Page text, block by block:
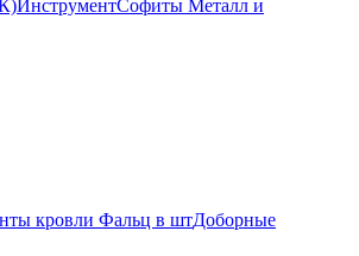
ИнструментСофиты Металл и
кровли Фальц в штДоборные